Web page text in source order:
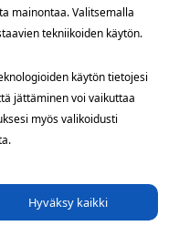
mainontaa. Valitsemalla
tekniikoiden käytön.
käytön tietojesi
jättäminen voi vaikuttaa
myös valikoidusti
Hyväksy kaikki